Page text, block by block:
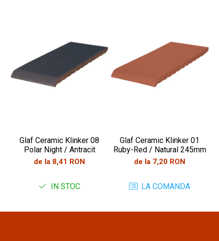
Glaf Ceramic Klinker 08
Polar Night / Antracit
de la 8,41 RON
IN STOC
Glaf Ceramic Klinker 01
Ruby-Red / Natural 245mm
de la 7,20 RON
LA COMANDA